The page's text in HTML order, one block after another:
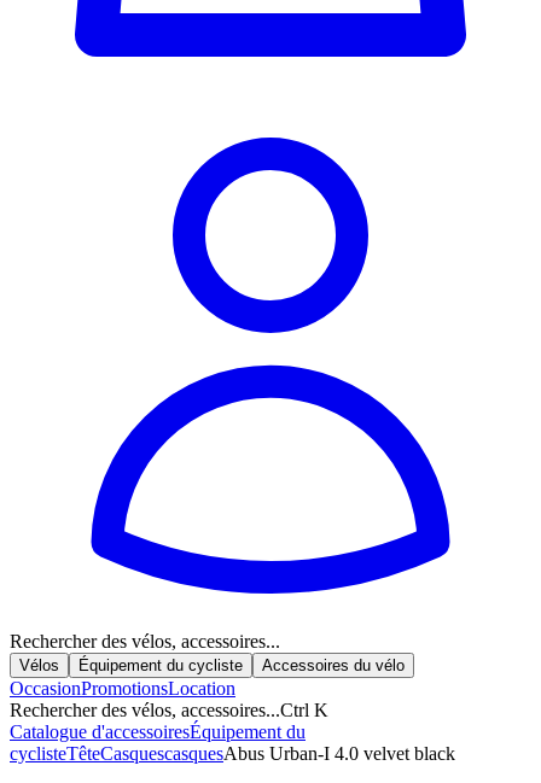
Rechercher des vélos, accessoires...
Vélos Équipement du cycliste Accessoires du vélo
OccasionPromotionsLocation
Rechercher des vélos, accessoires...Ctrl K
Catalogue d'accessoiresÉquipement du
cyclisteTêteCasquescasquesAbus Urban-I 4.0 velvet black